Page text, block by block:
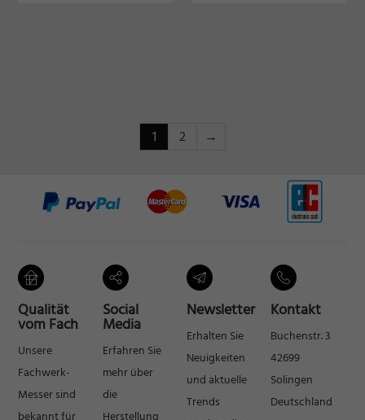
1 2 →
Qualität
vom Fach
Unsere
Fachwerk-
Messer sind
Social
Media
Erfahren Sie
mehr über
die
Newsletter
Erhalten Sie
Neuigkeiten
und aktuelle
Trends
Kontakt
Buchenstr. 3
42699
Solingen
Deutschland